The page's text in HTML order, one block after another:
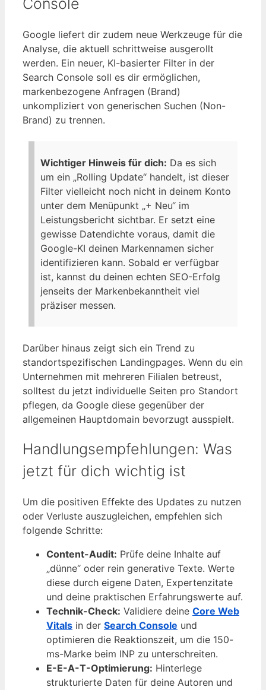
Google liefert dir zudem neue Werkzeuge für die
Analyse, die aktuell schrittweise ausgerollt
werden. Ein neuer, KI-basierter Filter in der
Search Console soll es dir ermöglichen,
markenbezogene Anfragen (Brand)
unkompliziert von generischen Suchen (Non-
Brand) zu trennen.
Wichtiger Hinweis für dich: Da es sich
um ein „Rolling Update“ handelt, ist dieser
Filter vielleicht noch nicht in deinem Konto
unter dem Menüpunkt „+ Neu“ im
Leistungsbericht sichtbar. Er setzt eine
gewisse Datendichte voraus, damit die
Google-KI deinen Markennamen sicher
identifizieren kann. Sobald er verfügbar
ist, kannst du deinen echten SEO-Erfolg
jenseits der Markenbekanntheit viel
präziser messen.
Darüber hinaus zeigt sich ein Trend zu
standortspezifischen Landingpages. Wenn du ein
Unternehmen mit mehreren Filialen betreust,
solltest du jetzt individuelle Seiten pro Standort
pflegen, da Google diese gegenüber der
allgemeinen Hauptdomain bevorzugt ausspielt.
Handlungsempfehlungen: Was
jetzt für dich wichtig ist
Um die positiven Effekte des Updates zu nutzen
oder Verluste auszugleichen, empfehlen sich
folgende Schritte:
Content-Audit: Prüfe deine Inhalte auf
„dünne“ oder rein generative Texte. Werte
diese durch eigene Daten, Expertenzitate
und deine praktischen Erfahrungswerte auf.
Technik-Check: Validiere deine Core Web
Vitals in der Search Console und
optimieren die Reaktionszeit, um die 150-
ms-Marke beim INP zu unterschreiten.
E-E-A-T-Optimierung: Hinterlege
strukturierte Daten für deine Autoren und